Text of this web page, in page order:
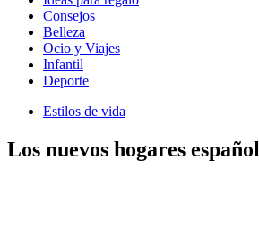
Consejos
Belleza
Ocio y Viajes
Infantil
Deporte
Estilos de vida
Los nuevos hogares